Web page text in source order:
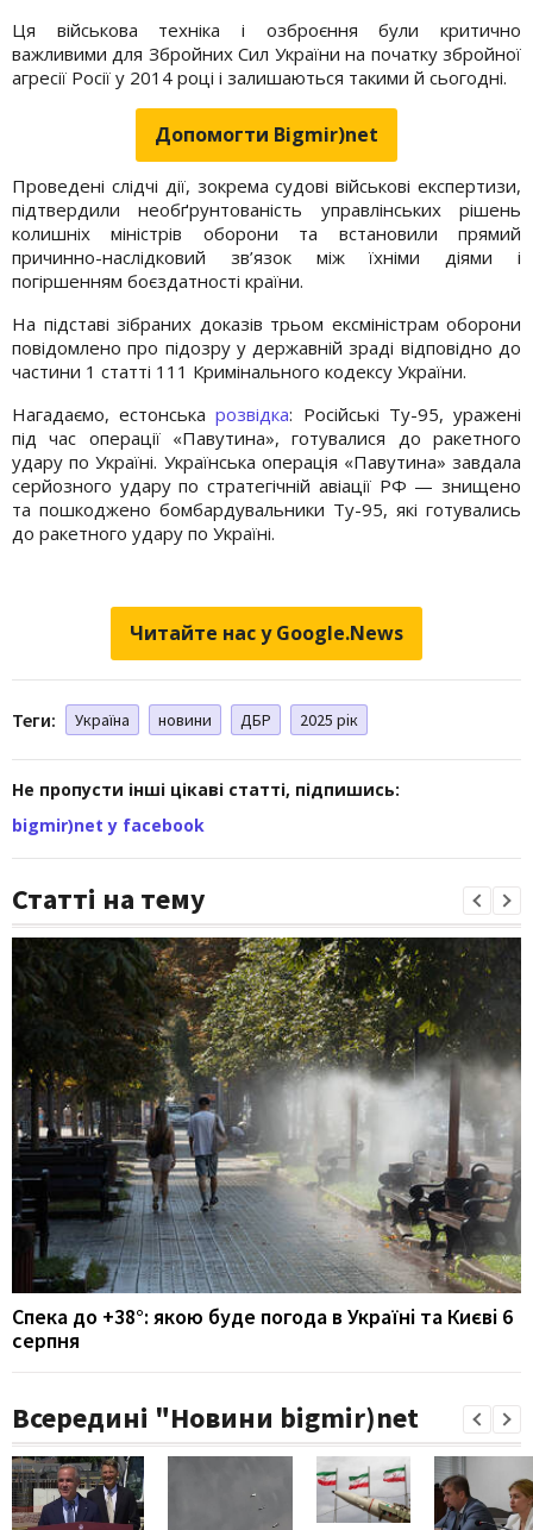
Ця військова техніка і озброєння були критично
важливими для Збройних Сил України на початку збройної
агресії Росії у 2014 році і залишаються такими й сьогодні.
Допомогти Bigmir)net
Проведені слідчі дії, зокрема судові військові експертизи,
підтвердили необґрунтованість управлінських рішень
колишніх міністрів оборони та встановили прямий
причинно-наслідковий зв’язок між їхніми діями і
погіршенням боєздатності країни.
На підставі зібраних доказів трьом ексміністрам оборони
повідомлено про підозру у державній зраді відповідно до
частини 1 статті 111 Кримінального кодексу України.
Нагадаємо, естонськарозвідка: Російські Ту-95, уражені
під час операції «Павутина», готувалися до ракетного
удару по Україні. Українська операція «Павутина» завдала
серйозного удару по стратегічній авіації РФ — знищено
та пошкоджено бомбардувальники Ту-95, які готувались
до ракетного удару по Україні.
Читайте нас у Google.News
Теги: Україна новини ДБР 2025 рік
Не пропусти інші цікаві статті, підпишись:
bigmir)net у facebook
Статті на тему
Спека до +38°: якою буде погода в Україні та Києві 6
серпня
Всередині "Новини bigmir)net